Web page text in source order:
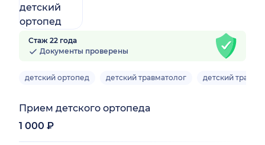
Стаж 22 года
Документы проверены
детский ортопед детский травматолог детский
Прием детского ортопеда
1 000 ₽